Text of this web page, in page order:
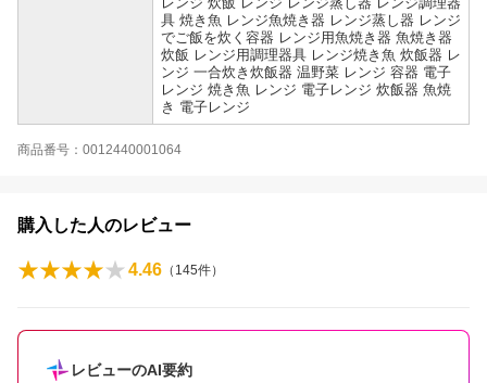
具 焼き魚 レンジ魚焼き器 レンジ蒸し器 レンジ
でご飯を炊く容器 レンジ用魚焼き器 魚焼き器
炊飯 レンジ用調理器具 レンジ焼き魚 炊飯器 レ
ンジ 一合炊き炊飯器 温野菜 レンジ 容器 電子
レンジ 焼き魚 レンジ 電子レンジ 炊飯器 魚焼
き 電子レンジ
商品番号：0012440001064
購入した人のレビュー
4.46 （ 145件）
レビューのAI要約